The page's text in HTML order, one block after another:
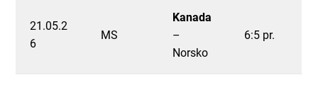
21.05.2
6
MS
Kanada
–
Norsko
6:5 pr.